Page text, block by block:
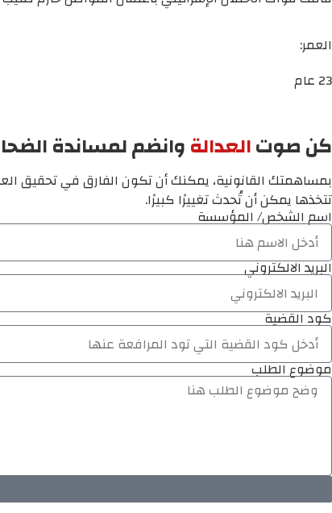
العمر:
23 عام
كن صوتالعدالةوانضم لمساندة
بمساهمتك القانونية، يمكنك أن تكون الفارق في تحقيق
تتخذها يمكن أن تُحدث تغييرًا كبيرًا.
اسم الشخص/ المؤسسة
البريد الالكتروني
كود القضية
موضوع الطلب